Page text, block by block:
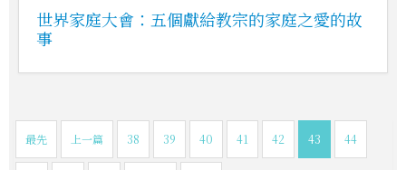
世界家庭大會：五個獻給教宗的家庭之愛的故
事
最先 上一篇 38 39 40 41 42 43 44